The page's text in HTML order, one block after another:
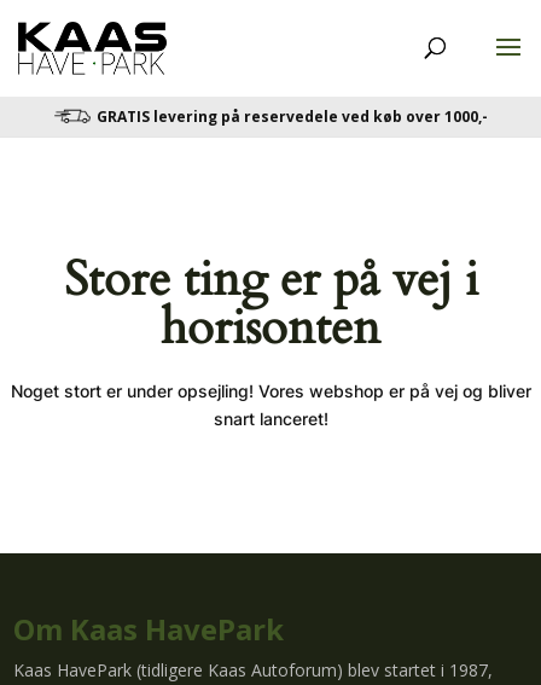
GRATIS levering på reservedele ved køb over 1000,-
Store ting er på vej i
horisonten
Noget stort er under opsejling! Vores webshop er på vej og bliver
snart lanceret!
Om Kaas HavePark
Kaas HavePark (tidligere Kaas Autoforum) blev startet i 1987,